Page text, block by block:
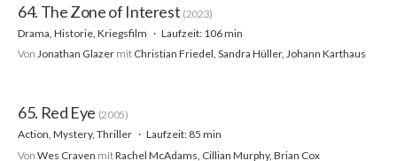
64. The Zone of Interest (2023)
Drama, Historie, Kriegsfilm
Laufzeit: 106 min
Von Jonathan Glazer mit Christian Friedel, Sandra Hüller, Johann Karthaus
65. Red Eye (2005)
Action, Mystery, Thriller
Laufzeit: 85 min
Von Wes Craven mitRachel McAdams, Cillian Murphy, Brian Cox